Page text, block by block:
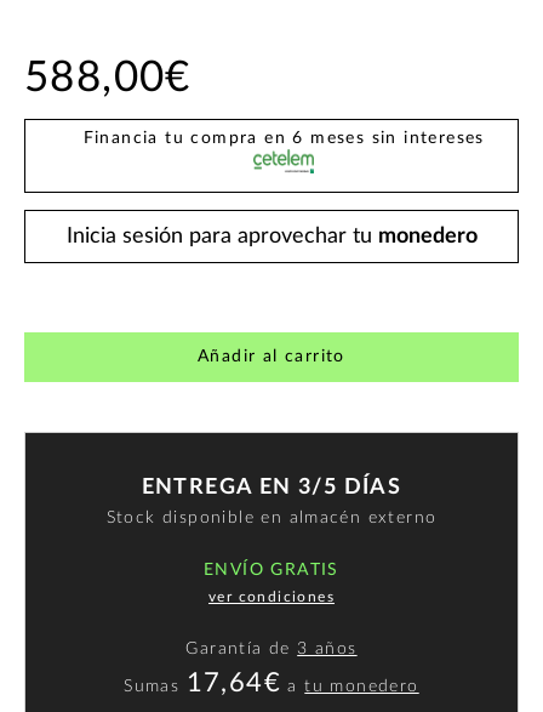
588,00€
Financia tu compra en 6 meses sin intereses
Inicia sesión para aprovechar tu monedero
Añadir al carrito
ENTREGA EN 3/5 DÍAS
Stock disponible en almacén externo
ENVÍO GRATIS
ver condiciones
Garantía de 3 años
Sumas 17,64€ atu monedero